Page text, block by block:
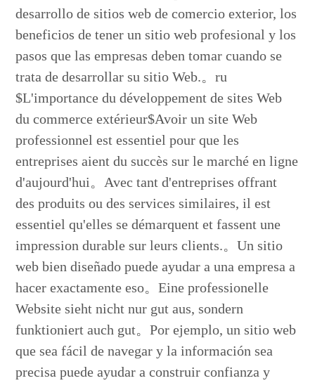
desarrollo de sitios web de comercio exterior, los
beneficios de tener un sitio web profesional y los
pasos que las empresas deben tomar cuando se
trata de desarrollar su sitio Web.。ru
$L'importance du développement de sites Web
du commerce extérieur$Avoir un site Web
professionnel est essentiel pour que les
entreprises aient du succès sur le marché en ligne
d'aujourd'hui。Avec tant d'entreprises offrant
des produits ou des services similaires, il est
essentiel qu'elles se démarquent et fassent une
impression durable sur leurs clients.。Un sitio
web bien diseñado puede ayudar a una empresa a
hacer exactamente eso。Eine professionelle
Website sieht nicht nur gut aus, sondern
funktioniert auch gut。Por ejemplo, un sitio web
que sea fácil de navegar y la información sea
precisa puede ayudar a construir confianza y